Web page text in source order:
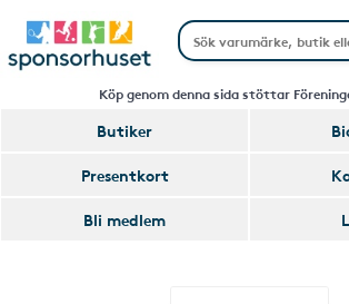
Köp genom denna sida stöttar
Butiker
Presentkort
Bli medlem